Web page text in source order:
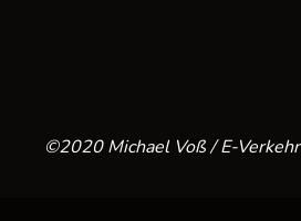
©2020 Michael Voß / E-Verkehr